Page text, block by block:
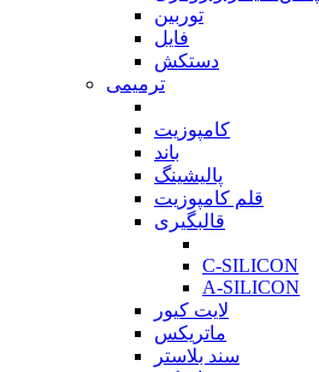
توربین
فایل
دستکش
ترمیمی
کامپوزیت
باند
پالیشینگ
قلم کامپوزیت
قالبگیری
C-SILICON
A-SILICON
لایت کیور
ماتریکس
سند بلاستر